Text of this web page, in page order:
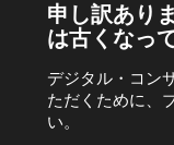
申し訳あり
は古くなっ
デジタル・コン
ただくために、
い。